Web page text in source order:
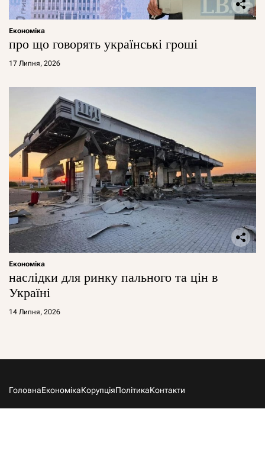
Економіка
про що говорять українські гроші
17 Липня, 2026
Економіка
наслідки для ринку пального та цін в
Україні
14 Липня, 2026
ГоловнаЕкономікаКорупціяПолітикаКонтакти